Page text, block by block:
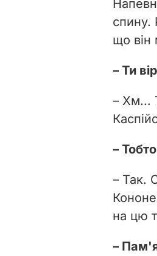
спину.
що він
– Ти
– Хм...
–
– Так.
на цю
–